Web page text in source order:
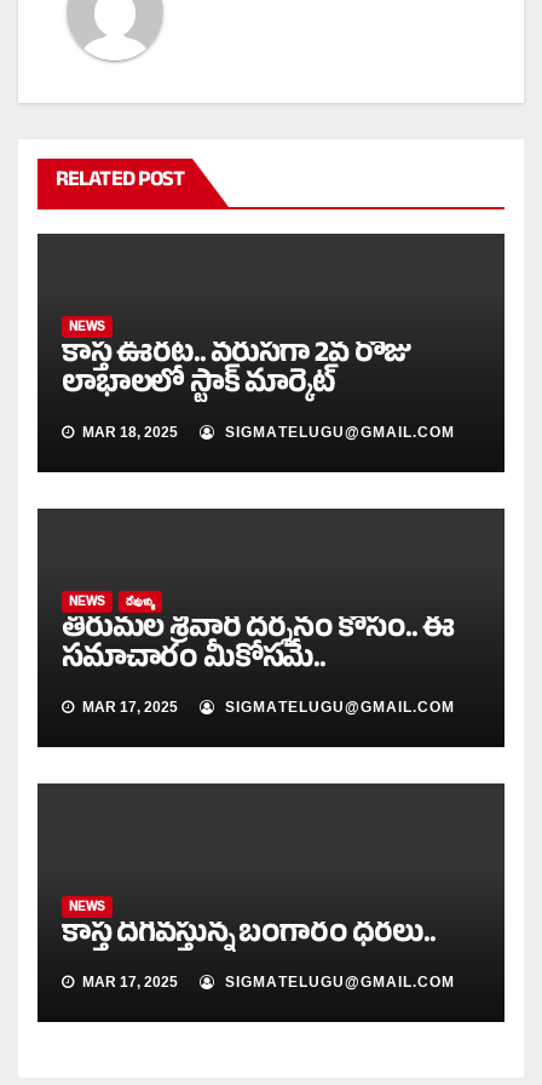
RELATED POST
NEWS
కాస్త ఊరట.. వరుసగా 2వ రోజు
లాభాలలో స్టాక్ మార్కెట్
MAR 18, 2025 SIGMATELUGU@GMAIL.COM
NEWS దేవుళ్ళు
తిరుమల శ్రీవారి దర్శనం కోసం.. ఈ
సమాచారం మీకోసమే..
MAR 17, 2025 SIGMATELUGU@GMAIL.COM
NEWS
కాస్త దిగివస్తున్న బంగారం ధరలు..
MAR 17, 2025 SIGMATELUGU@GMAIL.COM